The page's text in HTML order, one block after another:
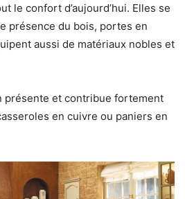
le confort d’aujourd’hui. Elles se
présence du bois, portes en
aussi de matériaux nobles et
présente et contribue fortement
en cuivre ou paniers en